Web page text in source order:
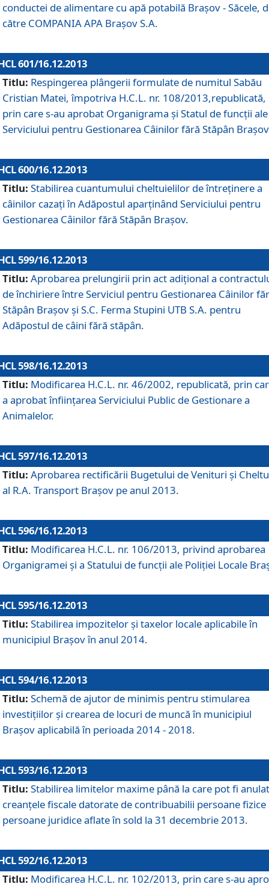
conductei de alimentare cu apă potabilă Braşov - Săcele,
către COMPANIA APA Braşov S.A.
601/16.12.2013
Titlu: Respingerea plângerii formulate de numitul Sabău
Cristian Matei, împotriva H.C.L. nr. 108/2013,republicată,
prin care s-au aprobat Organigrama şi Statul de funcţii ale
Serviciului pentru Gestionarea Câinilor fără Stăpân
600/16.12.2013
Titlu: Stabilirea cuantumului cheltuielilor de întreţinere a
câinilor cazaţi în Adăpostul aparţinând Serviciului pentru
Gestionarea Câinilor fără Stăpân Braşov.
599/16.12.2013
Titlu: Aprobarea prelungirii prin act adiţional a
de închiriere între Serviciul pentru Gestionarea Câinilor
Stăpân Braşov şi S.C. Ferma Stupini UTB S.A. pentru
Adăpostul de câini fără stăpân.
598/16.12.2013
Titlu: Modificarea H.C.L. nr. 46/2002, republicată, prin
a aprobat înfiinţarea Serviciului Public de Gestionare a
Animalelor.
597/16.12.2013
Titlu: Aprobarea rectificării Bugetului de Venituri şi
al R.A. Transport Braşov pe anul 2013.
596/16.12.2013
Titlu: Modificarea H.C.L. nr. 106/2013, privind aprobarea
Organigramei şi a Statului de funcţii ale Poliţiei Locale
595/16.12.2013
Titlu: Stabilirea impozitelor şi taxelor locale aplicabile în
municipiul Braşov în anul 2014.
594/16.12.2013
Titlu: Schemă de ajutor de minimis pentru stimularea
investiţiilor şi crearea de locuri de muncă în municipiul
Braşov aplicabilă în perioada 2014 - 2018.
593/16.12.2013
Titlu: Stabilirea limitelor maxime până la care pot fi
creanţele fiscale datorate de contribuabilii persoane fizice
persoane juridice aflate în sold la 31 decembrie 2013.
592/16.12.2013
Titlu: Modificarea H.C.L. nr. 102/2013, prin care s-au